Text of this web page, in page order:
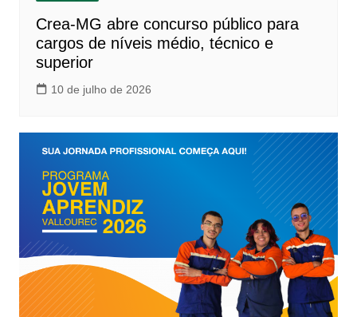
Crea-MG abre concurso público para
cargos de níveis médio, técnico e
superior
10 de julho de 2026